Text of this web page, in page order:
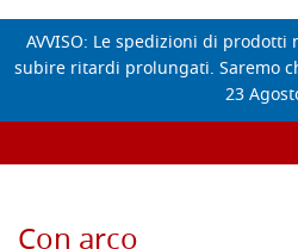
AVVISO: Le spedizioni di
subire ritardi prolungati. Saremo
23